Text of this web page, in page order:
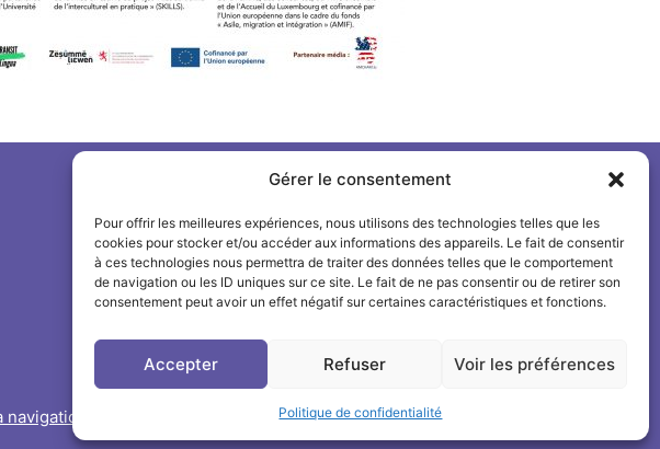
Gérer le consentement
Pour offrir les meilleures expériences, nous utilisons des technologies telles que les
cookies pour stocker et/ou accéder aux informations des appareils. Le fait de consentir
à ces technologies nous permettra de traiter des données telles que le comportement
de navigation ou les ID uniques sur ce site. Le fait de ne pas consentir ou de retirer son
consentement peut avoir un effet négatif sur certaines caractéristiques et fonctions.
Accepter Refuser Voir les préférences
Politique de confidentialité
Suivre l'INSPÉ sur
LinkedIn
Facebook
Instagram
Politique de confidentialité-Déclaration d'accessibilité